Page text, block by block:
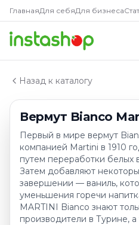
ГлавнаяДля себяДля бизнеса
Назад к каталогу
Вермут Bianco
Первый в мире вермут
компанией Martini в 1910
путем переработки белых
Затем добавляют
завершении — ваниль,
уменьшения горечи
MARTINI Bianco знают
производители в Турине,
Главная
Каталог
Вермут
Вермут Bianco Martini 0.5 л.
Купить
METRO г. Усть-Каменогорск
Carefood—4 599 ₸
A-Store ADK на Бажова—4